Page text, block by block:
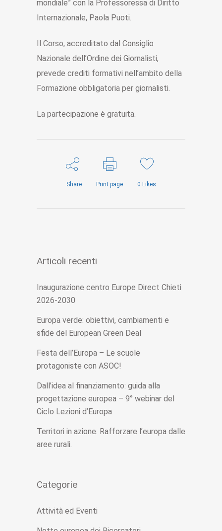
mondiale” con la Professoressa di Diritto
Internazionale, Paola Puoti.
Il Corso, accreditato dal Consiglio
Nazionale dell’Ordine dei Giornalisti,
prevede crediti formativi nell’ambito della
Formazione obbligatoria per giornalisti.
La partecipazione è gratuita.
Share Print page 0 Likes
Articoli recenti
Inaugurazione centro Europe Direct Chieti
2026-2030
Europa verde: obiettivi, cambiamenti e
sfide del European Green Deal
Festa dell’Europa – Le scuole
protagoniste con ASOC!
Dall’idea al finanziamento: guida alla
progettazione europea – 9° webinar del
Ciclo Lezioni d’Europa
Territori in azione. Rafforzare l’europa dalle
aree rurali.
Categorie
Attività ed Eventi